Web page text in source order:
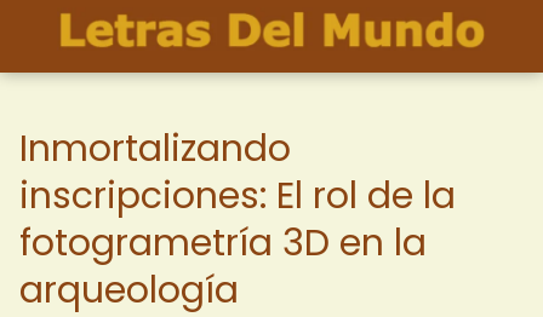
Inmortalizando
inscripciones: El rol de la
fotogrametría 3D en la
arqueología